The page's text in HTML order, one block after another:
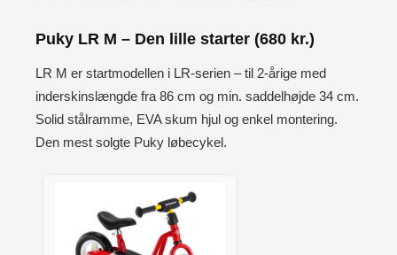
Puky LR M – Den lille starter (680 kr.)
LR M er startmodellen i LR-serien – til 2-årige med
inderskinslængde fra 86 cm og min. saddelhøjde 34 cm.
Solid stålramme, EVA skum hjul og enkel montering.
Den mest solgte Puky løbecykel.